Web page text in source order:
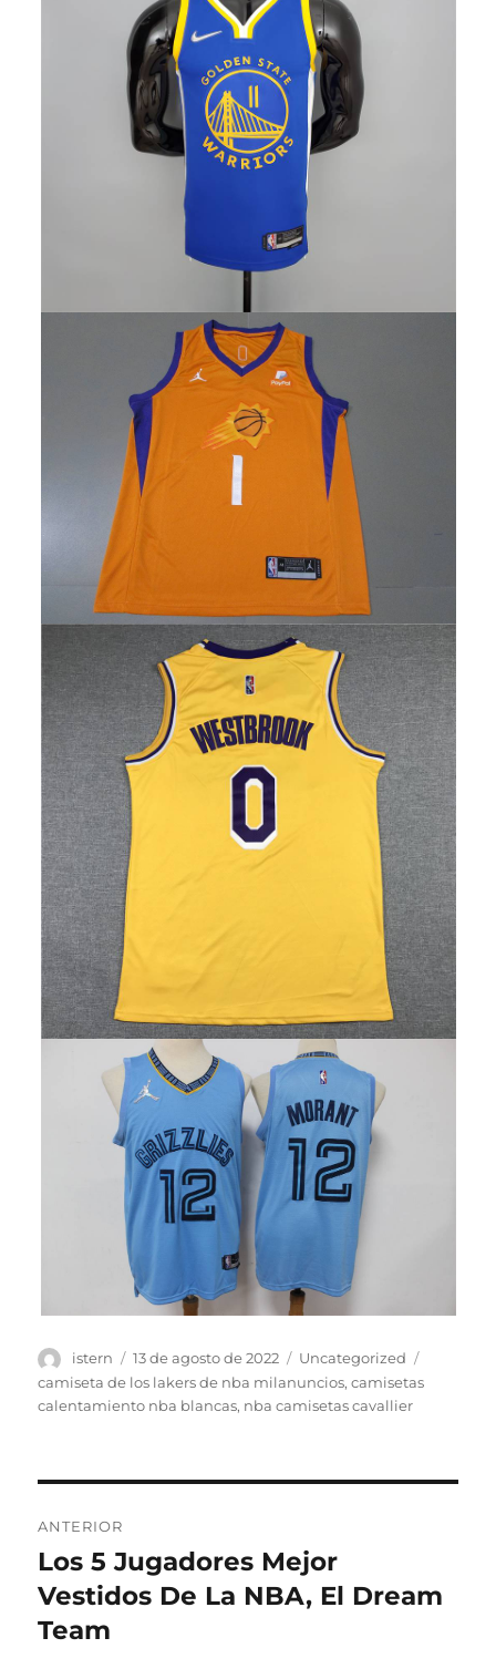
Autor
istern
Publicado
el
13 de agosto de 2022 Categorías
Uncategorized
camiseta de los lakers de nba milanuncios,camisetas
calentamiento nba blancas, nba camisetas cavallier
de
entradas
ANTERIOR
Entrada
anterior:
Los 5 Jugadores Mejor
Vestidos De La NBA, El Dream
Team